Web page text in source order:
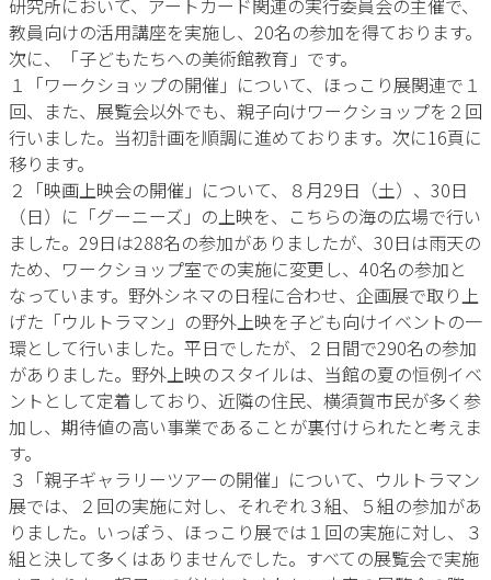
研究所において、アートカード関連の実行委員会の主催で、
教員向けの活用講座を実施し、20名の参加を得ております。
次に、「子どもたちへの美術館教育」です。
１「ワークショップの開催」について、ほっこり展関連で１
回、また、展覧会以外でも、親子向けワークショップを２回
行いました。当初計画を順調に進めております。次に16頁に
移ります。
２「映画上映会の開催」について、８月29日（土）、30日
（日）に「グーニーズ」の上映を、こちらの海の広場で行い
ました。29日は288名の参加がありましたが、30日は雨天の
ため、ワークショップ室での実施に変更し、40名の参加と
なっています。野外シネマの日程に合わせ、企画展で取り上
げた「ウルトラマン」の野外上映を子ども向けイベントの一
環として行いました。平日でしたが、２日間で290名の参加
がありました。野外上映のスタイルは、当館の夏の恒例イベ
ントとして定着しており、近隣の住民、横須賀市民が多く参
加し、期待値の高い事業であることが裏付けられたと考えま
す。
３「親子ギャラリーツアーの開催」について、ウルトラマン
展では、２回の実施に対し、それぞれ３組、５組の参加があ
りました。いっぽう、ほっこり展では１回の実施に対し、３
組と決して多くはありませんでした。すべての展覧会で実施